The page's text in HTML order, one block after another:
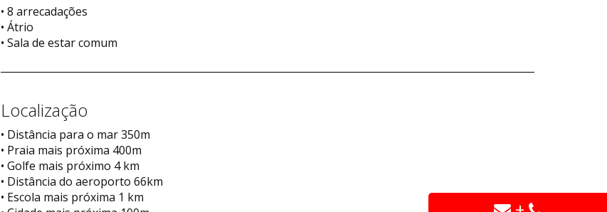
• 8 arrecadações
• Átrio
• Sala de estar comum
Localização
• Distância para o mar 350m
• Praia mais próxima 400m
• Golfe mais próximo 4 km
• Distância do aeroporto 66km
• Escola mais próxima 1 km